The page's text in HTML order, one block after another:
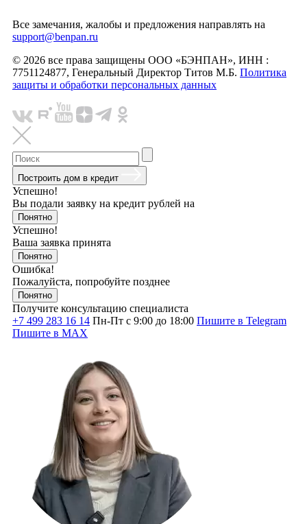
Все замечания, жалобы и предложения направлять на
support@benpan.ru
© 2026 все права защищены ООО «БЭНПАН», ИНН :
7751124877, Генеральный Директор Титов М.Б. Политика
защиты и обработки персональных данных
Построить дом в кредит
Успешно!
Вы подали заявку на кредит рублей на
Понятно
Успешно!
Ваша заявка принята
Понятно
Ошибка!
Пожалуйста, попробуйте позднее
Понятно
Получите консультацию специалиста
+7 499 283 16 14 Пн-Пт с 9:00 до 18:00 Пишите в Telegram
Пишите в MAX